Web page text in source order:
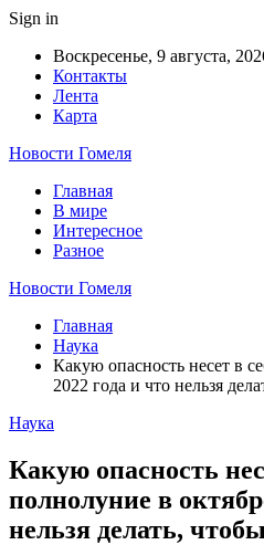
Sign in
Воскресенье, 9 августа,
Контакты
Лента
Карта
Новости Гомеля
Главная
В мире
Интересное
Разное
Новости Гомеля
Главная
Наука
Какую опасность несет в
2022 года и что нельзя
Наука
Какую опасность
полнолуние в
нельзя делать,